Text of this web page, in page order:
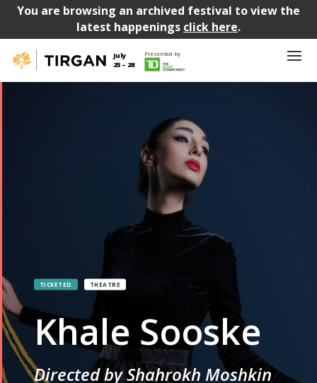
You are browsing an archived festival to view the
latest happenings click here.
July
25 – 28
Presented by
TICKETED THEATRE
Khale Sooske
Directed by Shahrokh Moshkin